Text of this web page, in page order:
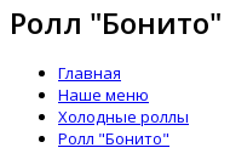
Ролл "Бонито"
Главная
Наше меню
Холодные роллы
Ролл "Бонито"